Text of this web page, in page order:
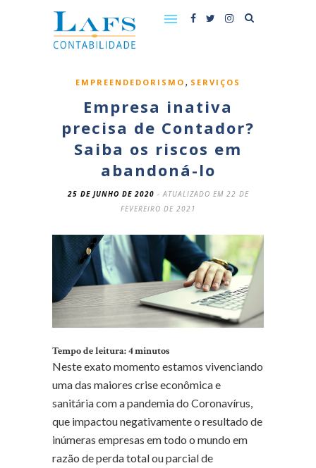
EMPREENDEDORISMO , SERVIÇOS
Empresa inativa
precisa de Contador?
Saiba os riscos em
abandoná-lo
25 DE JUNHO DE 2020 - ATUALIZADO EM 22 DE
FEVEREIRO DE 2021
Tempo de leitura:4minutos
Neste exato momento estamos vivenciando
uma das maiores crise econômica e
sanitária com a pandemia do Coronavírus,
que impactou negativamente o resultado de
inúmeras empresas em todo o mundo em
razão de perda total ou parcial de